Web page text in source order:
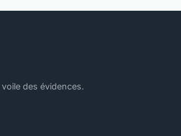
des évidences.